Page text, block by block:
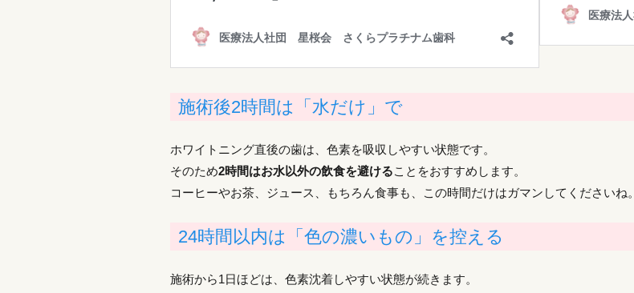
施術後2時間は「水だけ」で
ホワイトニング直後の歯は、色素を吸収しやすい状態です。
そのため2時間はお水以外の飲食を避けることをおすすめします。
コーヒーやお茶、ジュース、もちろん食事も、この時間だけはガマンしてくださいね。
24時間以内は「色の濃いもの」を控える
施術から1日ほどは、色素沈着しやすい状態が続きます。